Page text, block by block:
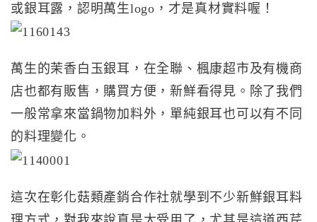
或銀耳露，認明萬生logo，才是真材實料喔！
萬生的茉香白玉銀耳，在全聯、楓康超市及有機商
店也都有販售，購買方便，新鮮看得見。除了我們
一般常拿來當鍋物加料外，單純銀耳也可以有不同
的料理變化。
這次在彰化菇類產銷合作社就學到不少新鮮銀耳料